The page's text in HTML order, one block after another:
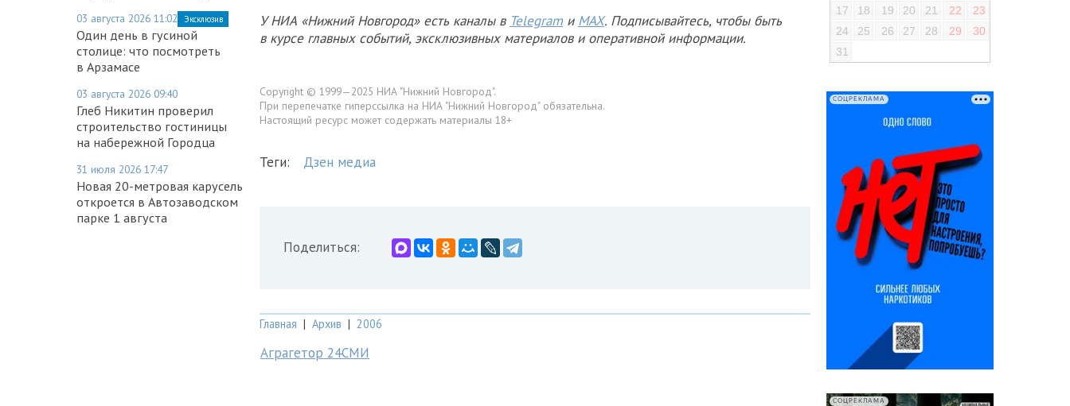
03 августа 2026 11:02 Эксклюзив
Один день в гусиной
столице: что посмотреть
в Арзамасе
03 августа 2026 09:40
Глеб Никитин проверил
строительство гостиницы
на набережной Городца
31 июля 2026 17:47
Новая 20-метровая карусель
откроется в Автозаводском
парке 1 августа
У НИА «Нижний Новгород» есть каналы в Telegram и MAX. Подписывайтесь, чтобы быть
в курсе главных событий, эксклюзивных материалов и оперативной информации.
Copyright © 1999—2025 НИА "Нижний Новгород".
При перепечатке гиперссылка на НИА "Нижний Новгород" обязательна.
Настоящий ресурс может содержать материалы 18+
Теги: Дзен медиа
Поделиться:
Главная | Архив | 2006
Аграгетор 24СМИ
17
18 19 20 21 22
23
24
25 26 27 28 29
30
31
СОЦРЕКЛАМА
СОЦРЕКЛАМА